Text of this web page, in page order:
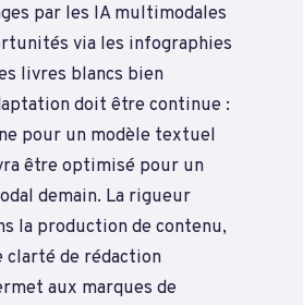
par les IA multimodales
via les infographies
livres blancs bien
doit être continue :
pour un modèle textuel
être optimisé pour un
demain. La rigueur
la production de contenu,
clarté de rédaction
aux marques de